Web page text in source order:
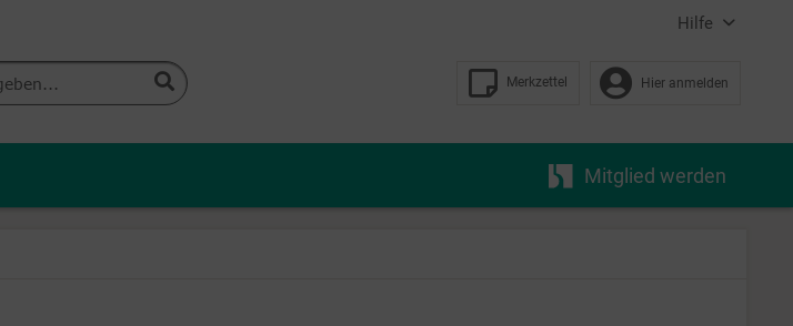
Hilfe
Merkzettel Hier anmelden
Mitglied werden